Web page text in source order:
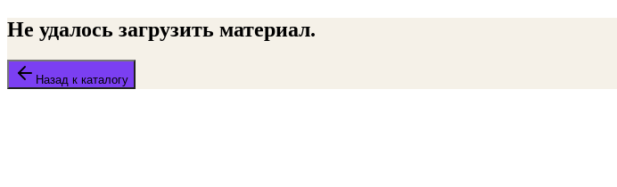
Не удалось загрузить материал.
Назад к каталогу